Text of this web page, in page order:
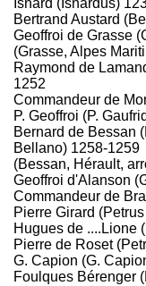
Isnard (Isnardus)
Bertrand Austard
Geoffroi de Grasse
(Grasse, Alpes
Raymond de
1252
Commandeur de
P. Geoffroi (P.
Bernard de Bessan
Bellano) 1258-1259
(Bessan, Hérault,
Geoffroi d'Alanson
Commandeur de
Pierre Girard
Hugues de ....Lione
Pierre de Roset
G. Capion (G.
Foulques Bérenger